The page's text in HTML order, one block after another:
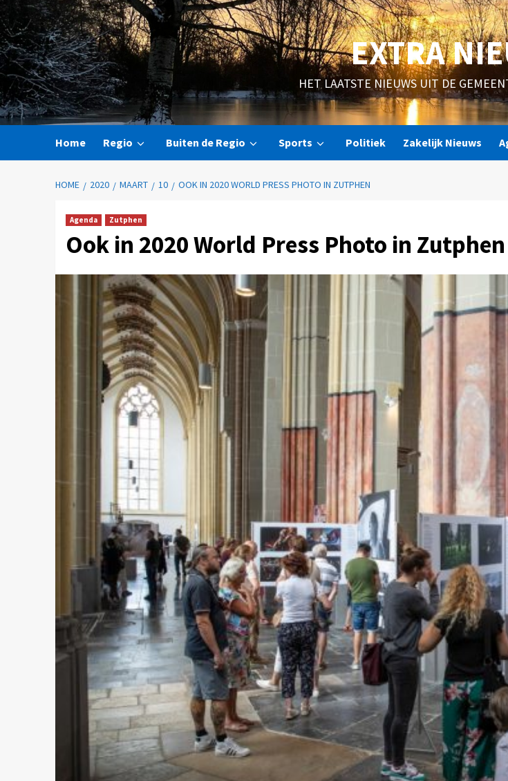
EXTRA
HET LAATSTE NIEUWS UIT DE
Home Regio Buiten de Regio Sports Politiek Zakelijk Nieuws
HOME 2020 MAART 10 OOK IN 2020 WORLD PRESS PHOTO IN ZUTPHEN
Agenda Zutphen
Ook in 2020 World Press Photo in Zutphen